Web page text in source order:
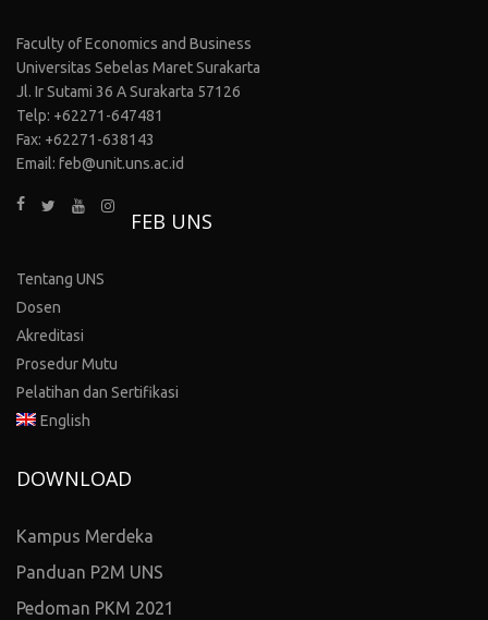
Faculty of Economics and Business
Universitas Sebelas Maret Surakarta
Jl. Ir Sutami 36 A Surakarta 57126
Telp: +62271-647481
Fax: +62271-638143
Email: feb@unit.uns.ac.id
FEB UNS
Tentang UNS
Dosen
Akreditasi
Prosedur Mutu
Pelatihan dan Sertifikasi
English
DOWNLOAD
Kampus Merdeka
Panduan P2M UNS
Pedoman PKM 2021